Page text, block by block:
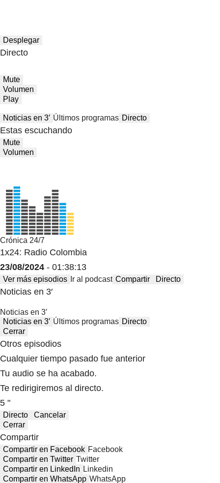
Desplegar
Directo
Mute
Volumen
Play
Noticias en 3′ Últimos programas Directo
Estas escuchando
Mute
Volumen
Crónica 24/7
1x24: Radio Colombia
23/08/2024 - 01:38:13
Ver más episodios Ir al podcast Compartir Directo
Noticias en 3′
Noticias en 3′
Noticias en 3′ Últimos programas Directo
Cerrar
Otros episodios
Cualquier tiempo pasado fue anterior
Tu audio se ha acabado.
Te redirigiremos al directo.
5 "
Directo
Cancelar
Cerrar
Compartir
Compartir en Facebook Facebook
Compartir en Twitter Twitter
Compartir en LinkedIn Linkedin
Compartir en WhatsApp WhatsApp